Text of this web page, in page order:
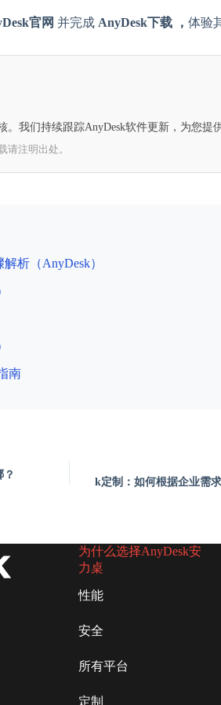
官网 并完成 AnyDesk下载 ， 体验
。我们持续跟踪AnyDesk软件更新，为您
请注明出处。
析（AnyDesk）
南
k定制：如何根据企业需
为什么选择AnyDesk安
力桌
性能
安全
所有平台
定制